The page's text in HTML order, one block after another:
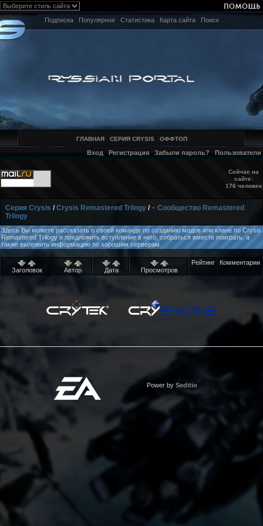
Подписка Популярное Статистика Карта сайта Поиск
ГЛАВНАЯ СЕРИЯ CRYSIS ОФФТОП
Вход Регистрация Забыли пароль? Пользователи
Сейчас на
сайте:
176 человек
Серия Crysis /Crysis Remastered Trilogy /~ Сообщество Remastered
Trilogy
Здесь Вы можете рассказать о своей команде по созданию модов или клане по Crysis
Remastered Trilogy и предложить вступление в него, собраться вместе поиграть, а
также выложить информацию по хорошим серверам.
Заголовок Автор Дата Просмотров
Рейтинг Комментарии
Power by Seditio